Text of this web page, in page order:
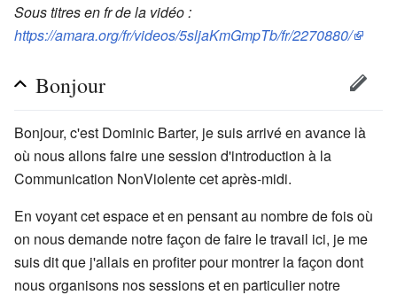
Sous titres en fr de la vidéo :
https://amara.org/fr/videos/5sljaKmGmpTb/fr/2270880/
Bonjour
Bonjour, c'est Dominic Barter, je suis arrivé en avance là
où nous allons faire une session d'introduction à la
Communication NonViolente cet après-midi.
En voyant cet espace et en pensant au nombre de fois où
on nous demande notre façon de faire le travail ici, je me
suis dit que j'allais en profiter pour montrer la façon dont
nous organisons nos sessions et en particulier notre